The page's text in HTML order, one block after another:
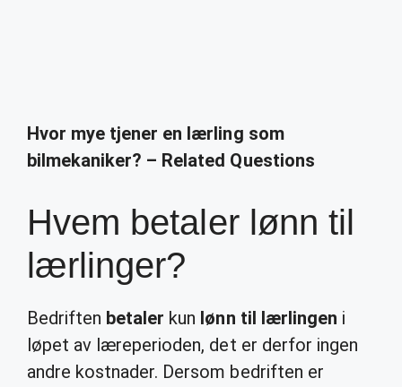
Hvor mye tjener en lærling som
bilmekaniker? – Related Questions
Hvem betaler lønn til
lærlinger?
Bedriften betaler kun lønn til lærlingen i
løpet av læreperioden, det er derfor ingen
andre kostnader. Dersom bedriften er